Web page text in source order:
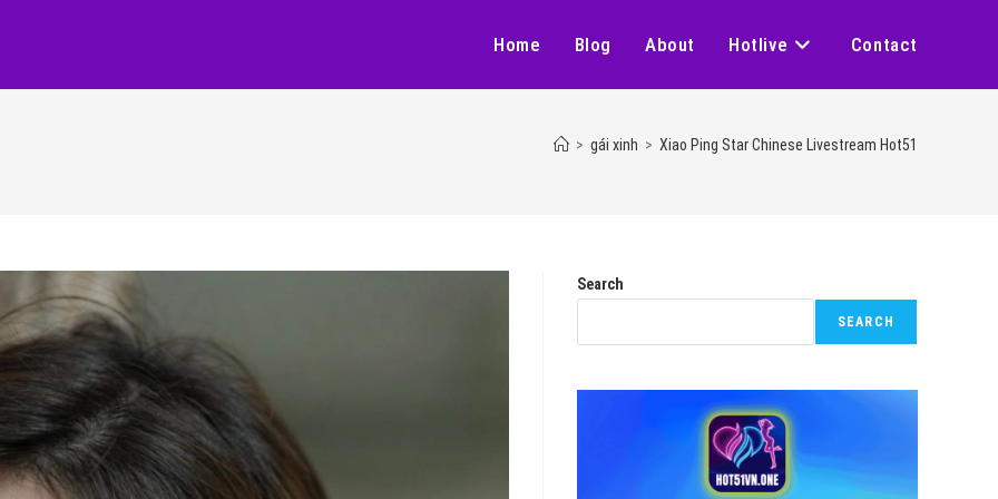
Home Blog About Hotlive Contact
> gái xinh > Xiao Ping Star Chinese Livestream Hot51
Search
SEARCH